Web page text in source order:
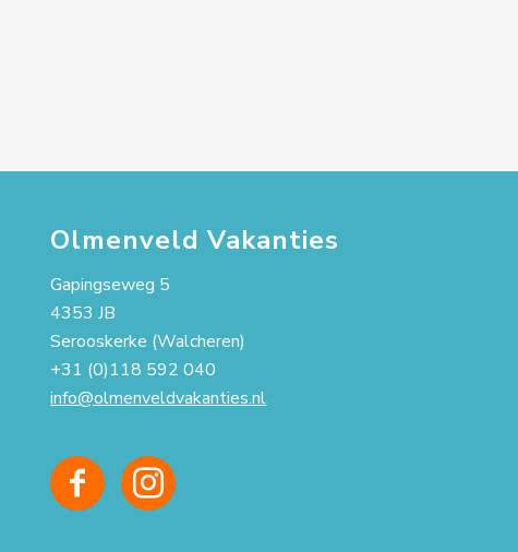
Olmenveld Vakanties
Gapingseweg 5
4353 JB
Serooskerke (Walcheren)
+31 (0)118 592 040
info@olmenveldvakanties.nl